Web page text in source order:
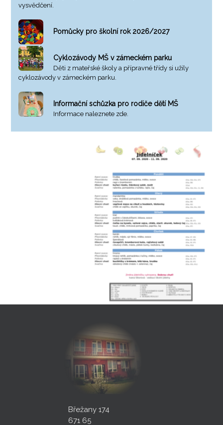
vysvědčení.
Pomůcky pro školní rok 2026/2027
Cyklozávody MŠ v zámeckém parku
Děti z mateřské školy a přípravné třídy si užily
cyklozávody v zámeckém parku.
Informační schůzka pro rodiče dětí MŠ
Informace naleznete zde.
Břežany 174
671 65